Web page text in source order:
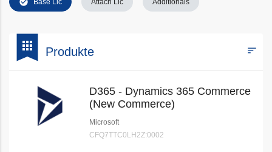
Base Lic Attach Lic Additionals
bookmark
apps Produkte sort
D365 - Dynamics 365 Commerce
(New Commerce)
Microsoft
CFQ7TTC0LH2Z:0002